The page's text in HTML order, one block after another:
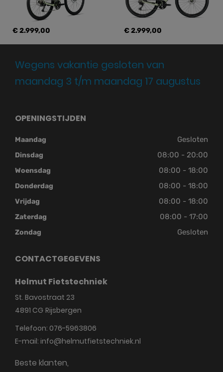
€ 2.999,00 € 2.999,00
Wegens vakantie gesloten van
maandag 3 t/m maandag 17 augustus
OPENINGSTIJDEN
Maandag Gesloten
Dinsdag 08:00 - 20:00
Woensdag 08:00 - 18:00
Donderdag 08:00 - 18:00
Vrijdag 08:00 - 18:00
Zaterdag 08:00 - 17:00
Zondag Gesloten
CONTACTGEGEVENS
Helmut Fietstechniek
St. Bavostraat 23
4891 CG Rijsbergen
Telefoon: 076-5963806
E-mail: info@helmutfietstechniek.nl
Beste klanten,